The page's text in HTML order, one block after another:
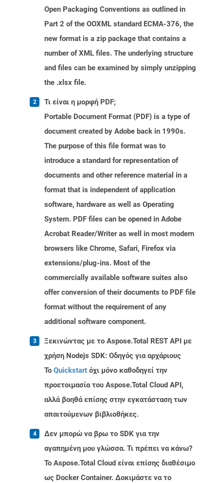
Open Packaging Conventions as outlined in
Part 2 of the OOXML standard ECMA-376, the
new format is a zip package that contains a
number of XML files. The underlying structure
and files can be examined by simply unzipping
the .xlsx file.
Τι είναι η μορφή PDF;
Portable Document Format (PDF) is a type of
document created by Adobe back in 1990s.
The purpose of this file format was to
introduce a standard for representation of
documents and other reference material in a
format that is independent of application
software, hardware as well as Operating
System. PDF files can be opened in Adobe
Acrobat Reader/Writer as well in most modern
browsers like Chrome, Safari, Firefox via
extensions/plug-ins. Most of the
commercially available software suites also
offer conversion of their documents to PDF file
format without the requirement of any
additional software component.
Ξεκινώντας με το Aspose.Total REST API με
χρήση Nodejs SDK: Οδηγός για αρχάριους
Το Quickstart όχι μόνο καθοδηγεί την
προετοιμασία του Aspose.Total Cloud API,
αλλά βοηθά επίσης στην εγκατάσταση των
απαιτούμενων βιβλιοθήκες.
Δεν μπορώ να βρω το SDK για την
αγαπημένη μου γλώσσα. Τι πρέπει να κάνω?
Το Aspose.Total Cloud είναι επίσης διαθέσιμο
ως Docker Container. Δοκιμάστε να το